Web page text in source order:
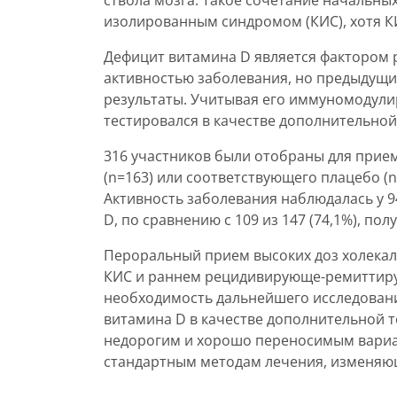
изолированным синдромом (КИС), хотя
Дефицит витамина D является фактором
активностью заболевания, но
результаты. Учитывая его
тестировался в качестве
316 участников были отобраны для
(n=163) или соответствующего плацебо
Активность заболевания наблюдалась у
D, по сравнению с 109 из 147 (74,1%),
Пероральный прием высоких доз
КИС и раннем рецидивирующе-
необходимость дальнейшего
витамина D в качестве дополнительной
недорогим и хорошо переносимым
стандартным методам лечения,